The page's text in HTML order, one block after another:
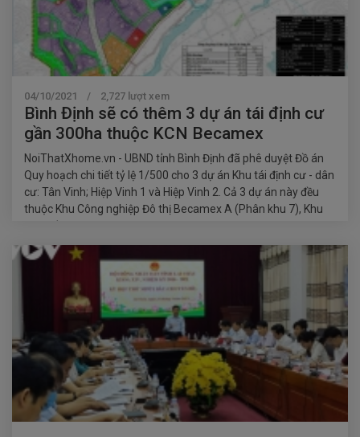
04/10/2021 / 2,727 lượt xem
Bình Định sẽ có thêm 3 dự án tái định cư
gần 300ha thuộc KCN Becamex
NoiThatXhome.vn - UBND tỉnh Bình Định đã phê duyệt Đồ án
Quy hoạch chi tiết tỷ lệ 1/500 cho 3 dự án Khu tái định cư - dân
cư: Tân Vinh; Hiệp Vinh 1 và Hiệp Vinh 2. Cả 3 dự án này đều
thuộc Khu Công nghiệp Đô thị Becamex A (Phân khu 7), Khu
kinh tế Nhơn Hội.